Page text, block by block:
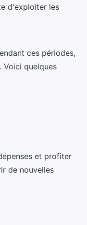
d'exploiter les
ces périodes,
Voici quelques
et profiter
de nouvelles